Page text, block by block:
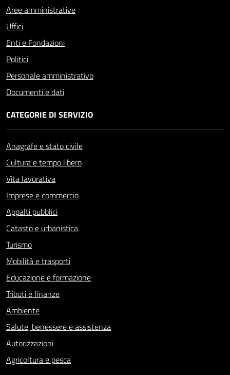
Aree amministrative
Uffici
Enti e Fondazioni
Politici
Personale amministrativo
Documenti e dati
CATEGORIE DI SERVIZIO
Anagrafe e stato civile
Cultura e tempo libero
Vita lavorativa
Imprese e commercio
Appalti pubblici
Catasto e urbanistica
Turismo
Mobilità e trasporti
Educazione e formazione
Tributi e finanze
Ambiente
Salute, benessere e assistenza
Autorizzazioni
Agricoltura e pesca